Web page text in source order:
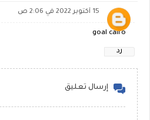
15 أكتوبر 2022 في 2:06 ص
goal cairo
رد
إرسال تعليق